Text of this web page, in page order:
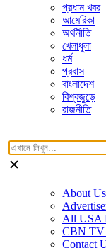
প্রধান খবর
আমেরিকা
অর্থনীতি
খেলাধুলা
ধর্ম
প্রবাস
বাংলাদেশ
বিশ্বজুড়ে
রাজনীতি
About Us
All USA
CBN TV
Contact